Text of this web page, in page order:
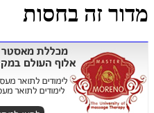
מדור זה בחסות